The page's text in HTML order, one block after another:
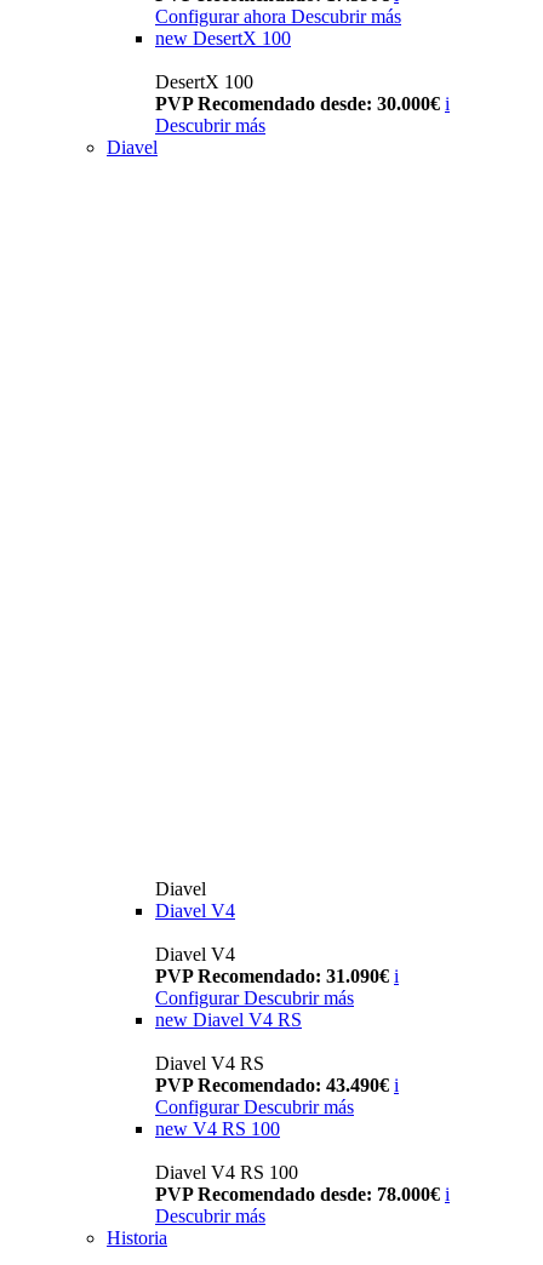
Configurar ahora Descubrir más
new DesertX 100
DesertX 100
PVP Recomendado desde: 30.000€ i
Descubrir más
Diavel
Diavel
Diavel V4
Diavel V4
PVP Recomendado: 31.090€ i
Configurar Descubrir más
new Diavel V4 RS
Diavel V4 RS
PVP Recomendado: 43.490€ i
Configurar Descubrir más
new V4 RS 100
Diavel V4 RS 100
PVP Recomendado desde: 78.000€ i
Descubrir más
Historia